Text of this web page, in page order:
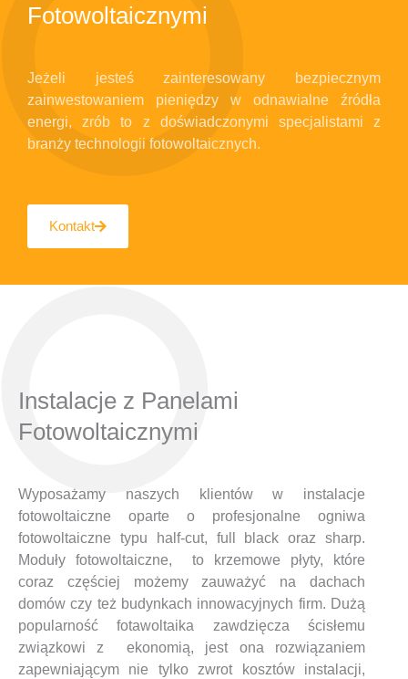
Fotowoltaicznymi
Jeżeli jesteś zainteresowany bezpiecznym
zainwestowaniem pieniędzy w odnawialne źródła
energi, zrób to z doświadczonymi specjalistami z
branży technologii fotowoltaicznych.
Kontakt
Instalacje z Panelami
Fotowoltaicznymi
Wyposażamy naszych klientów w instalacje
fotowoltaiczne oparte o profesjonalne ogniwa
fotowoltaiczne typu half-cut, full black oraz sharp.
Moduły fotowoltaiczne, to krzemowe płyty, które
coraz częściej możemy zauważyć na dachach
domów czy też budynkach innowacyjnych firm. Dużą
popularność fotawoltaika zawdzięcza ścisłemu
związkowi z ekonomią, jest ona rozwiązaniem
zapewniającym nie tylko zwrot kosztów instalacji,